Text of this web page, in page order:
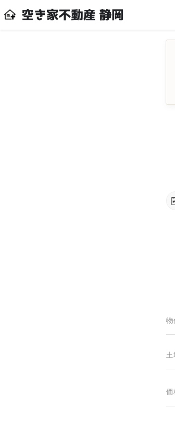
物
土
価